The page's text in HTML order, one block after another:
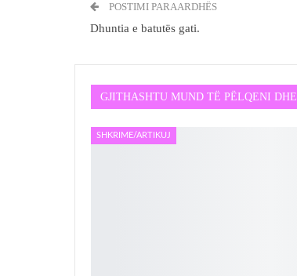
POSTIMI PARAARDHËS
Dhuntia e batutës gati.
GJITHASHTU MUND TË PËLQENI DHE
SHKRIME/ARTIKUJ